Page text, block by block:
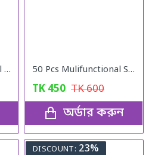
100 Pcs Mulifunctional Sunshade Net Fixing Clip 50 Pcs Mulifunctional Sunshade Net Fixing Clip
TK 450 TK600
অর্ডার করুন
DISCOUNT: 23%